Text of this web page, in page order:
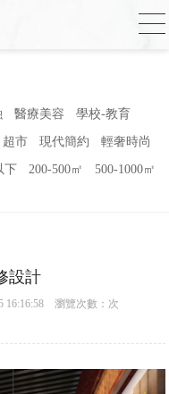
频官网,草莓视频
看2023
醫療美容 學校-教育
超市 現代簡約 輕奢時尚
下 200-500㎡ 500-1000㎡
設計
瀏覽次數： 次